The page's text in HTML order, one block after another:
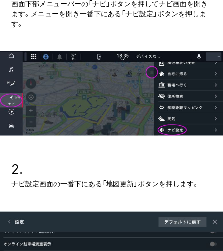
画面下部メニューバーの「ナビ」ボタンを押してナビ画面を開き
ます。 メニューを開き一番下にある「ナビ設定」ボタンを押しま
す。
2.
ナビ設定画面の一番下にある「地図更新」ボタンを押します。